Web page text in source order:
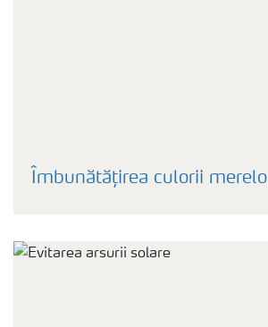
Îmbunătățirea culorii